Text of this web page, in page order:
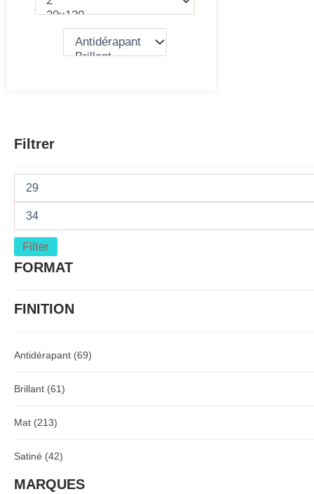
Filtrer
Filter
FORMAT
FINITION
Antidérapant (69)
Brillant (61)
Mat (213)
Satiné (42)
MARQUES